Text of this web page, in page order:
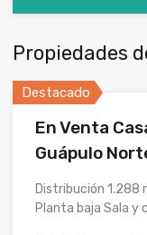
Propiedades
Destacado
En Venta
Guápulo
Distribución 1.288
Planta baja Sala y